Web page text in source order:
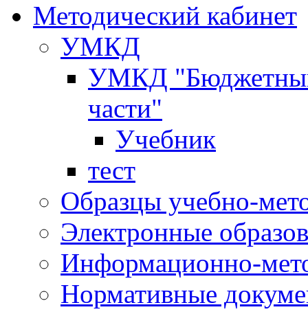
Методический кабинет
УМКД
УМКД "Бюджетный
части"
Учебник
тест
Образцы учебно-
Электронные
Информационно-
Нормативные